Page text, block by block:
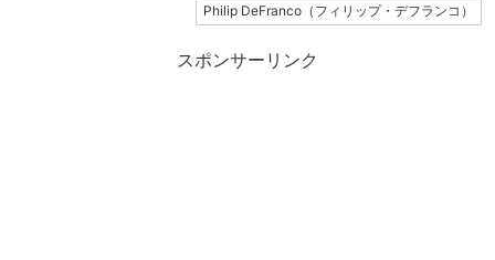
Philip DeFranco（フィリップ・デフランコ）
スポンサーリンク